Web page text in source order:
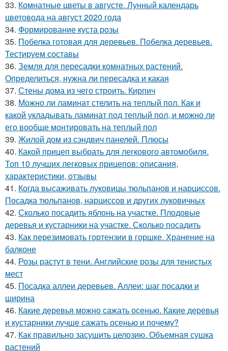
33. Комнатные цветы в августе. Лунный календарь
цветовода на август 2020 года
34. Формирование куста розы
35. Побелка готовая для деревьев. Побелка деревьев.
Тестируем составы
36. Земля для пересадки комнатных растений.
Определиться, нужна ли пересадка и какая
37. Стены дома из чего строить. Кирпич
38. Можно ли ламинат стелить на теплый пол. Как и
какой укладывать ламинат под теплый пол, и можно ли
его вообще монтировать на теплый пол
39. Жилой дом из сэндвич панелей. Плюсы
40. Какой прицеп выбрать для легкового автомобиля.
Топ 10 лучших легковых прицепов: описания,
характеристики, отзывы
41. Когда высаживать луковицы тюльпанов и нарциссов.
Посадка тюльпанов, нарциссов и других луковичных
42. Сколько посадить яблонь на участке. Плодовые
деревья и кустарники на участке. Сколько посадить
43. Как перезимовать гортензии в горшке. Хранение на
балконе
44. Розы растут в тени. Английские розы для тенистых
мест
45. Посадка аллеи деревьев. Аллеи: шаг посадки и
ширина
46. Какие деревья можно сажать осенью. Какие деревья
и кустарники лучше сажать осенью и почему?
47. Как правильно засушить целозию. Объемная сушка
растений